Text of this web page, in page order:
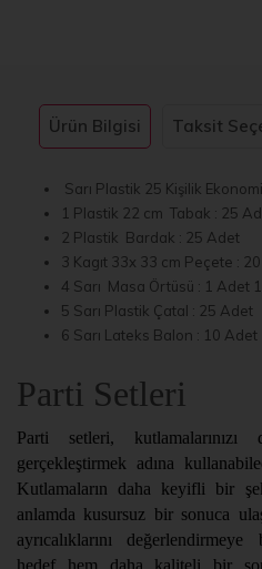
Ürün Bilgisi Taksit
Sarı Plastik 25 Kişilik
1 Plastik 22 cm Tabak : 25
2 Plastik Bardak : 25 Adet
3 Kagıt 33x 33 cm Peçete :
4 Sarı Masa Örtüsü : 1 Adet
5 Sarı Plastik Çatal : 25 Adet
6 Sarı Lateks Balon : 10 Adet
Parti Setleri
Parti setleri,
gerçekleştirmek adına
Kutlamaların daha keyifli bir
anlamda kusursuz bir sonuca
ayrıcalıklarını
hedef hem daha kaliteli bir